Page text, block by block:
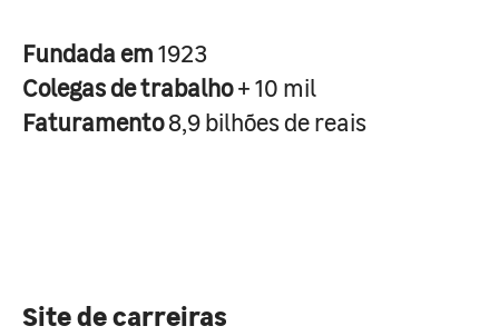
Fundada em1923
Colegas de trabalho+ 10 mil
Faturamento8,9 bilhões de reais
Site de carreiras